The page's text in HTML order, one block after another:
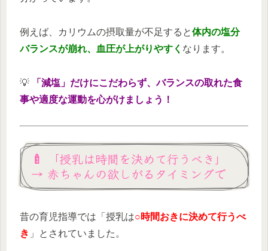
例えば、カリウムの摂取量が不足すると体内の塩分
バランスが崩れ、血圧が上がりやすく なります。
💡
「減塩」だけにこだわらず、バランスの取れた食
事や適度な運動を心がけましょう！
🍼 「授乳は時間を決めて行うべき」
→ 赤ちゃんの欲しがるタイミングで
昔の育児指導では「授乳は○時間おきに決めて行うべ
き 」とされていました。